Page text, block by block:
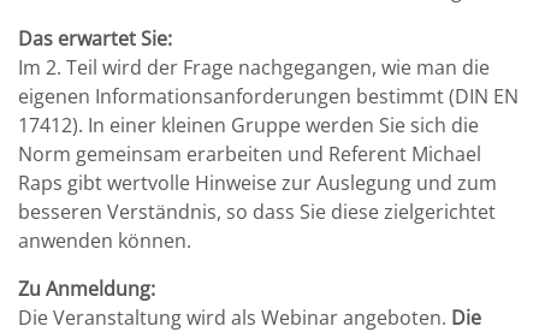
Das erwartet Sie:
Im 2. Teil wird der Frage nachgegangen, wie man die
eigenen Informationsanforderungen bestimmt (DIN EN
17412). In einer kleinen Gruppe werden Sie sich die
Norm gemeinsam erarbeiten und Referent Michael
Raps gibt wertvolle Hinweise zur Auslegung und zum
besseren Verständnis, so dass Sie diese zielgerichtet
anwenden können.
Zu Anmeldung:
Die Veranstaltung wird als Webinar angeboten. Die